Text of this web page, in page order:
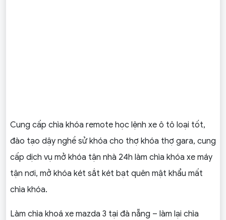
Cung cấp chìa khóa remote học lệnh xe ô tô loại tốt,
đào tạo dậy nghề sử khóa cho thợ khóa thợ gara, cung
cấp dịch vụ mở khóa tận nhà 24h làm chìa khóa xe máy
tận nơi, mở khóa két sắt két bạt quên mật khẩu mất
chìa khóa.
Làm chìa khoá xe mazda 3 tại đà nẵng – làm lại chìa